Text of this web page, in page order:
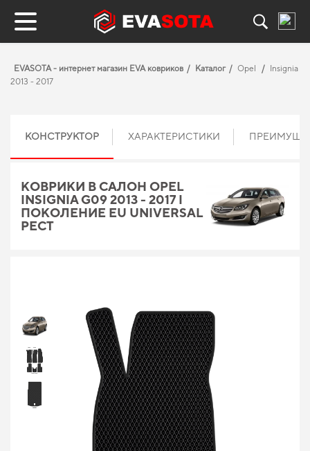
EVASOTA - интернет магазин EVA ковриков Каталог Opel
Insignia
2013 - 2017
КОНСТРУКТОР ХАРАКТЕРИСТИКИ
КОВРИКИ В САЛОН OPEL
INSIGNIA G09 2013 - 2017 I
ПОКОЛЕНИЕ EU UNIVERSAL
РЕСТ